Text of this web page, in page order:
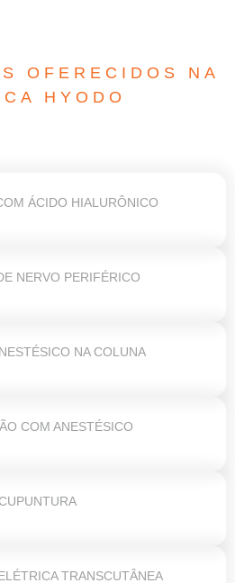
OFERECIDOS NA
HYODO
ÁCIDO HIALURÔNICO
NERVO PERIFÉRICO
NA COLUNA
COM ANESTÉSICO
TRANSCUTÂNEA